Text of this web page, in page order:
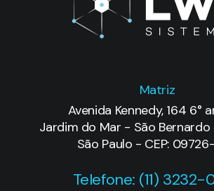
Matriz
Avenida Kennedy, 164 6°
Jardim do Mar - São Bernardo
São Paulo - CEP:
Telefone: (11) 3232-